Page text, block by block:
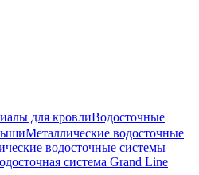
для кровлиВодосточные
Металлические водосточные
водосточные системы
система Grand Line